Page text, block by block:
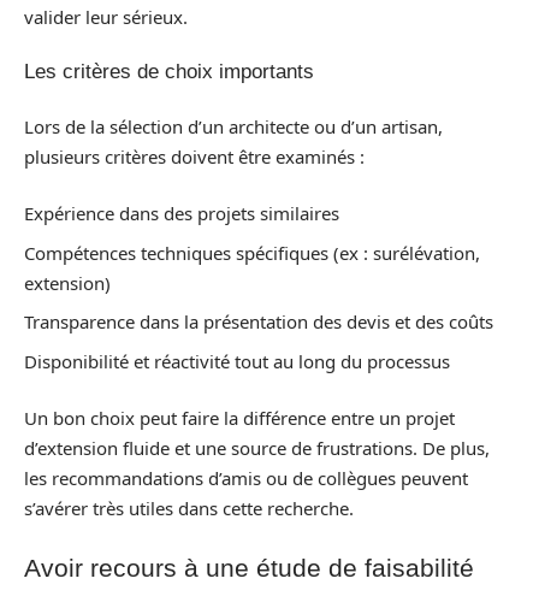
valider leur sérieux.
Les critères de choix importants
Lors de la sélection d’un architecte ou d’un artisan,
plusieurs critères doivent être examinés :
Expérience dans des projets similaires
Compétences techniques spécifiques (ex : surélévation,
extension)
Transparence dans la présentation des devis et des coûts
Disponibilité et réactivité tout au long du processus
Un bon choix peut faire la différence entre un projet
d’extension fluide et une source de frustrations. De plus,
les recommandations d’amis ou de collègues peuvent
s’avérer très utiles dans cette recherche.
Avoir recours à une étude de faisabilité